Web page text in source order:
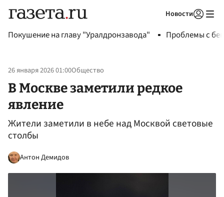
Новости
Покушение на главу "Уралдронзавода" Проблемы с
26 января 2026 01:00Общество
В Москве заметили редкое
явление
Жители заметили в небе над Москвой световые
столбы
Антон Демидов